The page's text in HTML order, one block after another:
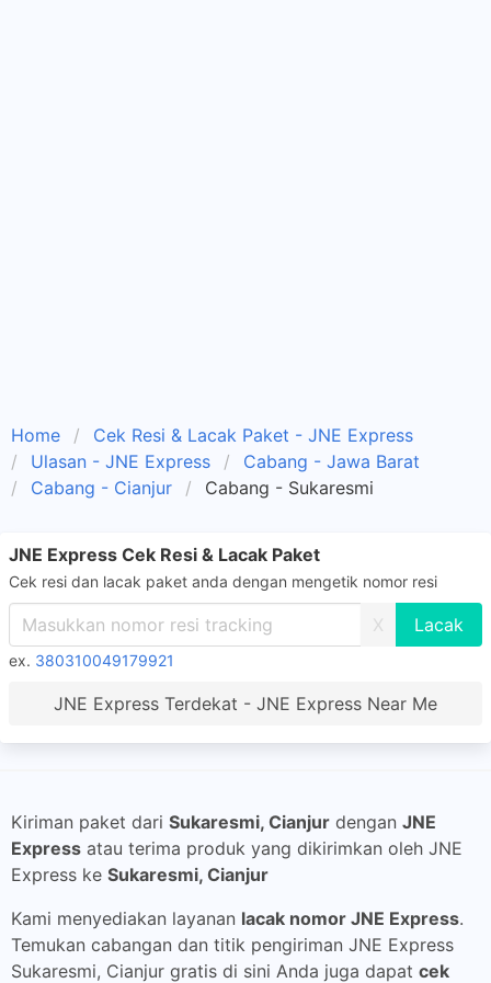
Home
Cek Resi & Lacak Paket - JNE Express
Ulasan - JNE Express
Cabang - Jawa Barat
Cabang - Cianjur
Cabang - Sukaresmi
JNE Express Cek Resi & Lacak Paket
Cek resi dan lacak paket anda dengan mengetik nomor resi
X
ex. 380310049179921
JNE Express Terdekat - JNE Express Near Me
Kiriman paket dari Sukaresmi, Cianjur dengan JNE
Express atau terima produk yang dikirimkan oleh JNE
Express ke Sukaresmi, Cianjur
Kami menyediakan layanan lacak nomor JNE Express.
Temukan cabangan dan titik pengiriman JNE Express
Sukaresmi, Cianjur gratis di sini Anda juga dapat cek